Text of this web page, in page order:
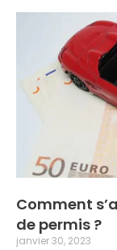
Comment
de permis ?
janvier 30, 2023